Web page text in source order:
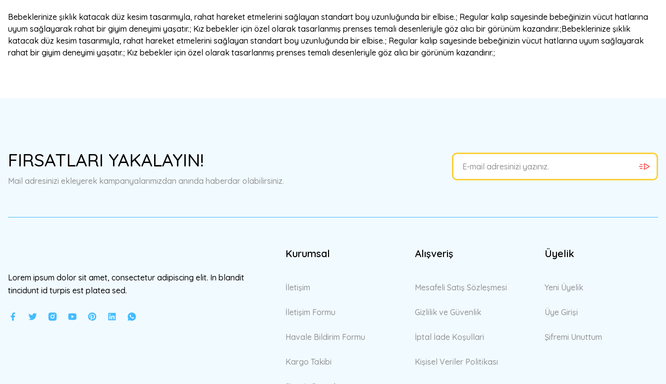
Bebeklerinize şıklık katacak düz kesim tasarımıyla, rahat hareket etmelerini sağlayan standart boy uzunluğunda bir elbise.; Regular kalıp sayesinde bebeğinizin vücut hatlarına
uyum sağlayarak rahat bir giyim deneyimi yaşatır.; Kız bebekler için özel olarak tasarlanmış prenses temalı desenleriyle göz alıcı bir görünüm kazandırır.;Bebeklerinize şıklık
katacak düz kesim tasarımıyla, rahat hareket etmelerini sağlayan standart boy uzunluğunda bir elbise.; Regular kalıp sayesinde bebeğinizin vücut hatlarına uyum sağlayarak
rahat bir giyim deneyimi yaşatır.; Kız bebekler için özel olarak tasarlanmış prenses temalı desenleriyle göz alıcı bir görünüm kazandırır.;
Ürün açıklamasında eksik bilgiler bulunuyor.
Ürün fiyatı diğer sitelerden daha pahalı.
FIRSATLARI YAKALAYIN!
Mail adresinizi ekleyerek kampanyalarımızdan anında haberdar olabilirsiniz.
Lorem ipsum dolor sit amet, consectetur adipiscing elit. In blandit
tincidunt id turpis est platea sed.
Kurumsal
İletişim
İletişim Formu
Havale Bildirim Formu
Kargo Takibi
Alışveriş
Mesafeli Satış Sözleşmesi
Gizlilik ve Güvenlik
İptal İade Koşullari
Kişisel Veriler Politikası
Üyelik
Yeni Üyelik
Üye Girişi
Şifremi Unuttum